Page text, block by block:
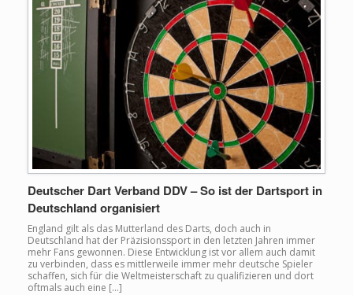
Deutscher Dart Verband DDV – So ist der Dartsport in
Deutschland organisiert
England gilt als das Mutterland des Darts, doch auch in
Deutschland hat der Präzisionssport in den letzten Jahren immer
mehr Fans gewonnen. Diese Entwicklung ist vor allem auch damit
zu verbinden, dass es mittlerweile immer mehr deutsche Spieler
schaffen, sich für die Weltmeisterschaft zu qualifizieren und dort
oftmals auch eine […]